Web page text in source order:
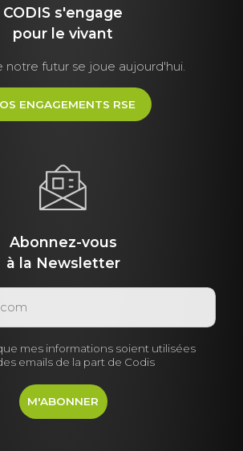
CODIS s'engage
pour le vivant
notre futur se joue aujourd'hui.
ENGAGEMENTS RSE
Abonnez-vous
à la Newsletter
mes informations soient utilisées
emails de la part de Codis